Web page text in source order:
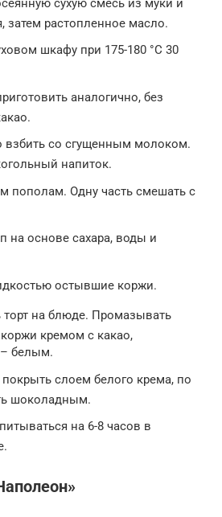
сухую смесь из муки и
затем растопленное масло.
шкафу при 175-180 °C 30
аналогично, без
взбить со сгущенным молоком.
напиток.
пополам. Одну часть смешать с
на основе сахара, воды и
остывшие коржи.
на блюде. Промазывать
кремом с какао,
белым.
покрыть слоем белого крема, по
шоколадным.
на 6-8 часов в